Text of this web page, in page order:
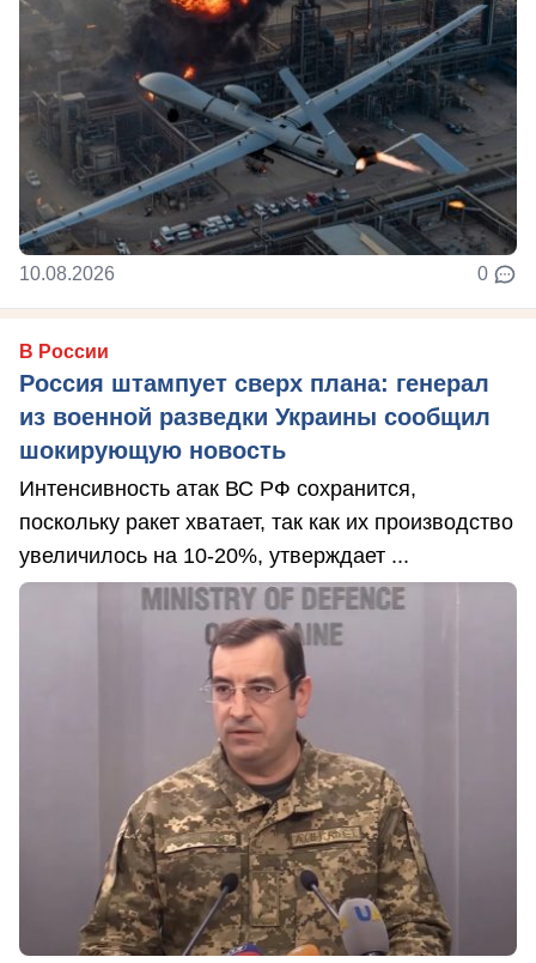
10.08.2026 0
В России
Россия штампует сверх плана: генерал
из военной разведки Украины сообщил
шокирующую новость
Интенсивность атак ВС РФ сохранится,
поскольку ракет хватает, так как их производство
увеличилось на 10-20%, утверждает ...